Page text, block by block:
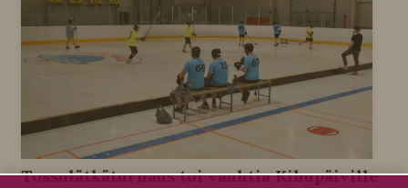
Tossulätkäturnaus toi vauhtia Kihupäiville